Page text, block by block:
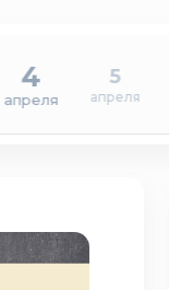
4
апреля
5
апреля